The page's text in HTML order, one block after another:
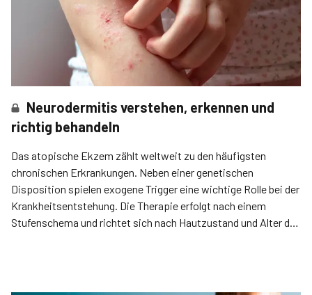
Neurodermitis verstehen, erkennen und
richtig behandeln
Das atopische Ekzem zählt weltweit zu den häufigsten
chronischen Erkrankungen. Neben einer genetischen
Disposition spielen exogene Trigger eine wichtige Rolle bei der
Krankheitsentstehung. Die Therapie erfolgt nach einem
Stufenschema und richtet sich nach Hautzustand und Alter der